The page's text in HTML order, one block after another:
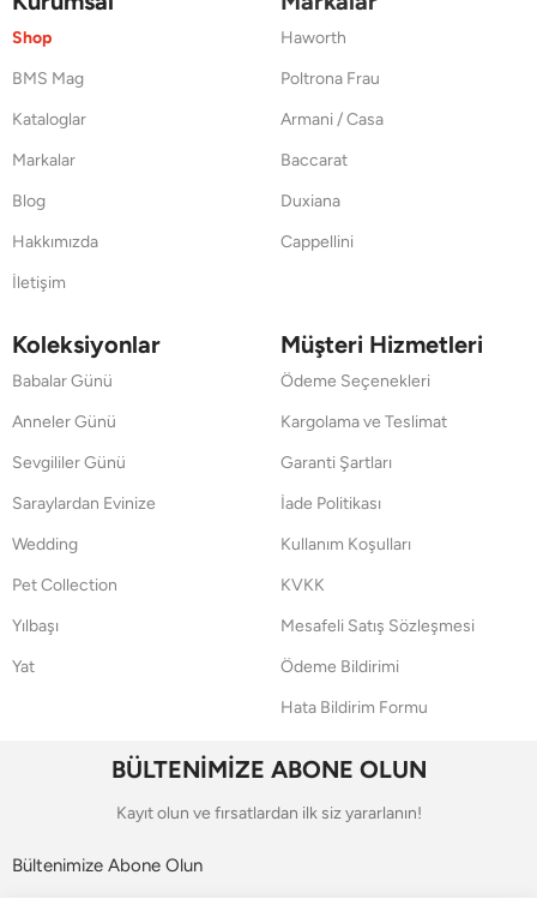
Shop
BMS Mag
Kataloglar
Markalar
Blog
Hakkımızda
İletişim
Haworth
Poltrona Frau
Armani / Casa
Baccarat
Duxiana
Cappellini
Koleksiyonlar
Babalar Günü
Anneler Günü
Sevgililer Günü
Saraylardan Evinize
Wedding
Pet Collection
Yılbaşı
Yat
Müşteri Hizmetleri
Ödeme Seçenekleri
Kargolama ve Teslimat
Garanti Şartları
İade Politikası
Kullanım Koşulları
KVKK
Mesafeli Satış Sözleşmesi
Ödeme Bildirimi
Hata Bildirim Formu
BÜLTENİMİZE ABONE OLUN
Kayıt olun ve fırsatlardan ilk siz yararlanın!
Bültenimize Abone Olun